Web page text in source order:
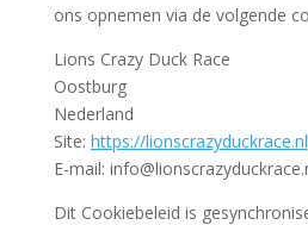
ons opnemen via de volgende
Lions Crazy Duck Race
Oostburg
Nederland
Site: https://lionscrazyduckrace.nl
E-mail: info@
Dit Cookiebeleid is